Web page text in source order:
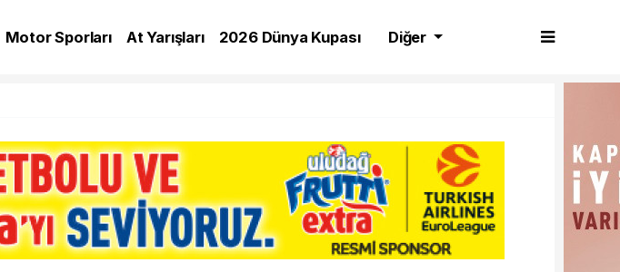
Motor Sporları At Yarışları
2026 Dünya Kupası
Diğer